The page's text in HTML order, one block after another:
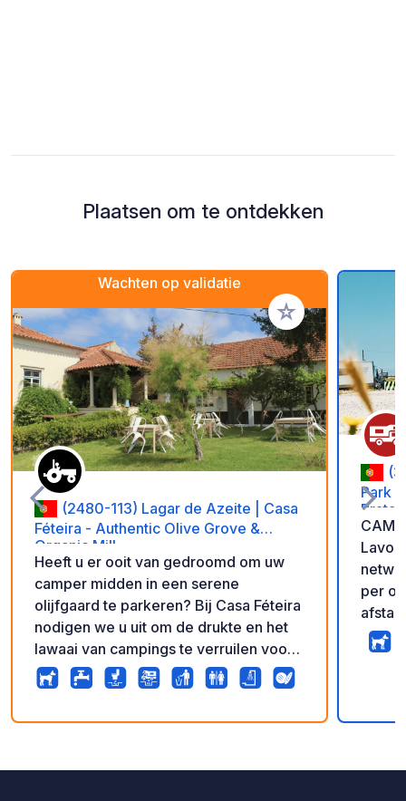
Plaatsen om te ontdekken
Wachten op validatie
Voeg toe aan je
(2480-113) Lagar de Azeite | Casa
Féteira - Authentic Olive Grove &
Organic Mill
Heeft u er ooit van gedroomd om uw
camper midden in een serene
olijfgaard te parkeren? Bij Casa Féteira
nodigen we u uit om de drukte en het
lawaai van campings te verruilen voor
sterrenhemels, frisse buitenlucht en vijf
generaties authentieke Portugese
Park
Prata
per
naar